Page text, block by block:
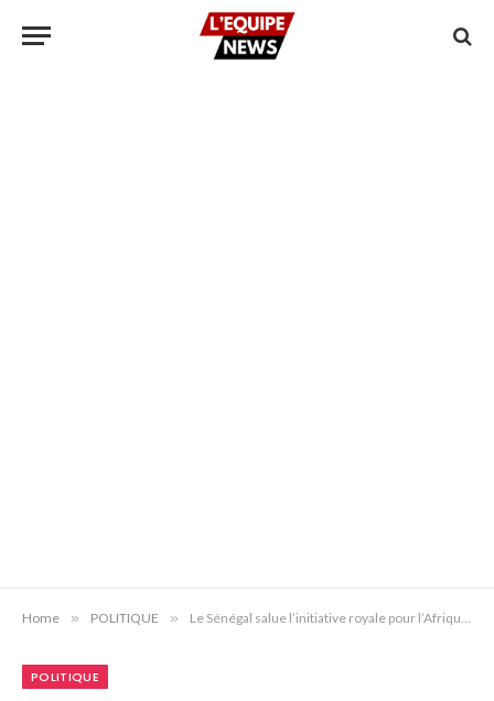
Home » POLITIQUE » Le Sénégal salue l’initiative royale pour l’Afrique atlantique et soutient la souveraineté du Maroc sur le Sahara.
POLITIQUE